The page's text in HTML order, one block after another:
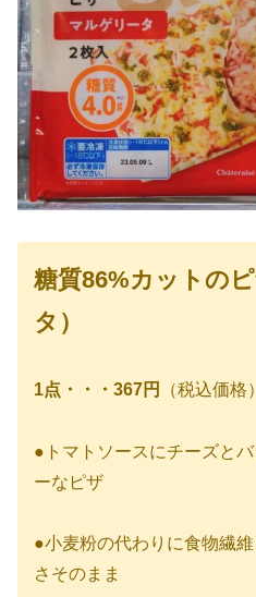
糖質86%カットの
タ）
1点・・・367円 （税込価格）
●トマトソースにチーズと
ーなピザ
●小麦粉の代わりに食物繊
さそのまま